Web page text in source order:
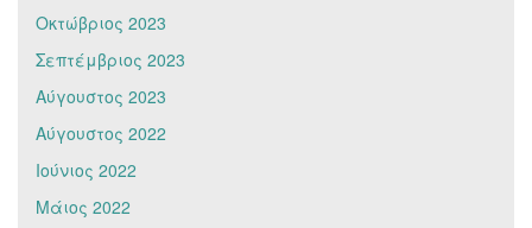
Οκτώβριος 2023
Σεπτέμβριος 2023
Αύγουστος 2023
Αύγουστος 2022
Ιούνιος 2022
Μάιος 2022